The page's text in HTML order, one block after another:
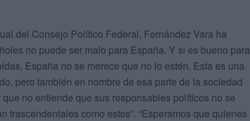
del Consejo Político Federal, Fernández Vara ha
no puede ser malo para España. Y si es bueno para
España no se merece que no lo estén. Esta es una
pero también en nombre de esa parte de la sociedad
no entiende que sus responsables políticos no se
trascendentales como estos”. “Esperamos que quienes